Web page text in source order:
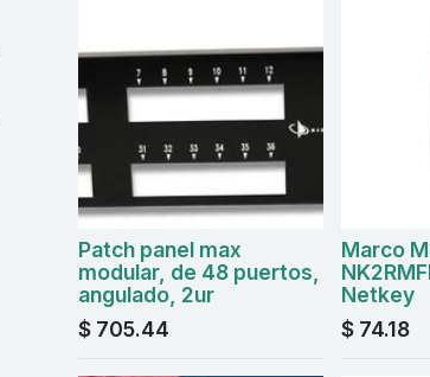
Patch panel max
modular, de 48 puertos,
angulado, 2ur
$ 705.44
Marco
Netkey
$ 74.18